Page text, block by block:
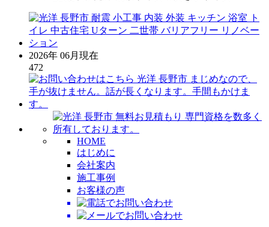
2026年 06月現在
472
HOME
はじめに
会社案内
施工事例
お客様の声